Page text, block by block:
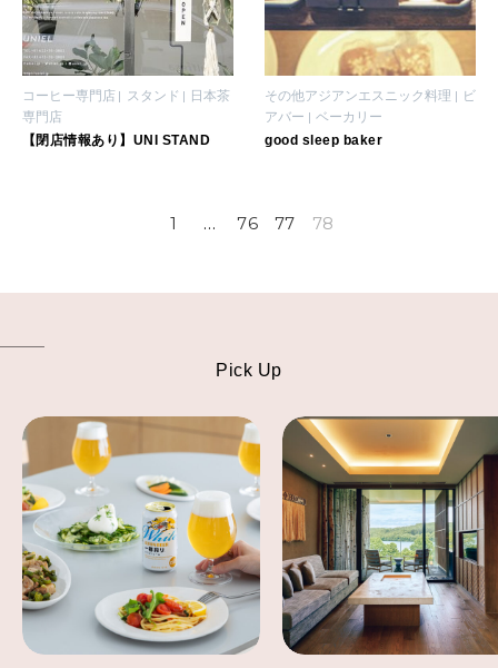
2026年8月号『お茶の時間です。』
2026年7月号「鎌倉 ローカルが 教えてくれた 本当の歩き方。」
2026年6月号「大銀座 トレンドが生まれる 新しい一流店へ。」
2026年3月号「スイーツ予想図 2026」
2025年12月号「お酒の新常識。」
MAGAZINE MOOK
コーヒー専門店 スタンド
日本茶
専門店
【閉店情報あり】UNI STAND
その他アジアンエスニック料理
ビ
アバー
ベーカリー
good sleep baker
1 … 76 77 78
Pick Up